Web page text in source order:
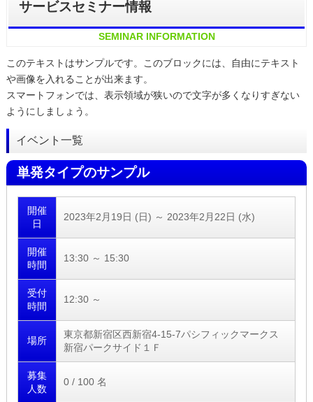
サービスセミナー情報
SEMINAR INFORMATION
このテキストはサンプルです。このブロックには、自由にテキスト
や画像を入れることが出来ます。
スマートフォンでは、表示領域が狭いので文字が多くなりすぎない
ようにしましょう。
イベント一覧
単発タイプのサンプル
開催
日
2023年2月19日 (日) ～ 2023年2月22日 (水)
開催
時間
13:30 ～ 15:30
受付
時間
12:30 ～
場所
東京都新宿区西新宿4-15-7パシフィックマークス
新宿パークサイド１Ｆ
募集
人数
0 / 100 名